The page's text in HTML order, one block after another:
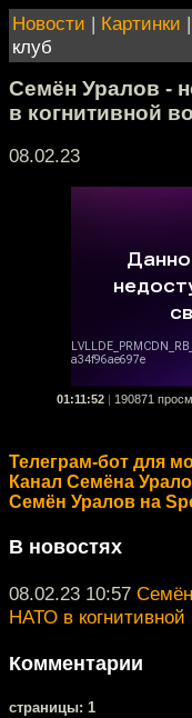
Новости | Картинки |
клуб
Семён Уралов -
в когнитивной
08.02.23
01:11:52 190871
Телеграм-бот для
Канал Семёна
Семён Уралов на
В новостях
08.02.23 10:57
НАТО в когнитивной
Комментарии
cтраницы: 1